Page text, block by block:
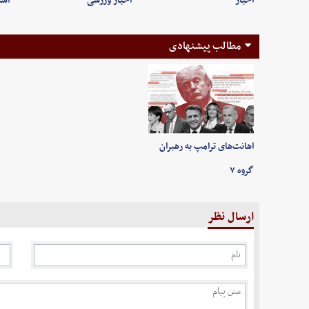
مطالب پیشنهادی
اهانت‌های ترامپ به رهبران
گروه ۷
ارسال نظر